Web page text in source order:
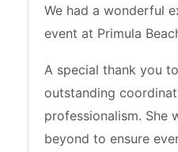
We had a wonderful
event at Primula
A special thank you
outstanding
professionalism. She
beyond to ensure